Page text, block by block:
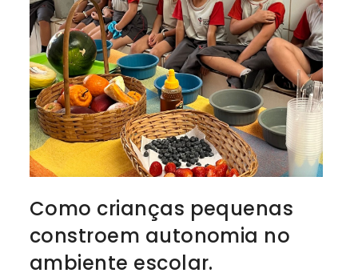
Como crianças pequenas
constroem autonomia no
ambiente escolar.